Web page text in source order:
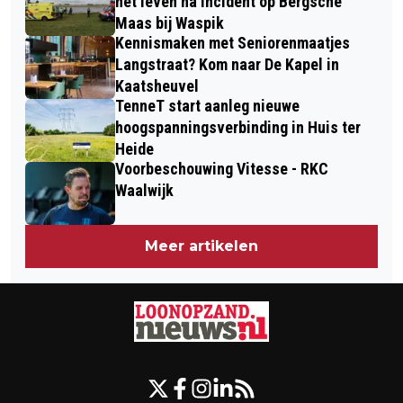
Maas bij Waspik
Kennismaken met Seniorenmaatjes
Langstraat? Kom naar De Kapel in
Kaatsheuvel
TenneT start aanleg nieuwe
hoogspanningsverbinding in Huis ter
Heide
Voorbeschouwing Vitesse - RKC
Waalwijk
Meer artikelen